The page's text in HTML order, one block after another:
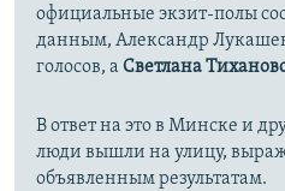
официальные экзит-полы
данным, Александр
голосов, а Светлана
В ответ на это в Минске и
люди вышли на улицу,
объявленным результатам.